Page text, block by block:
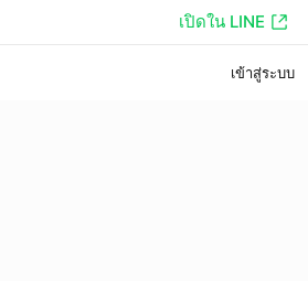
เปิดใน LINE
เข้าสู่ระบบ